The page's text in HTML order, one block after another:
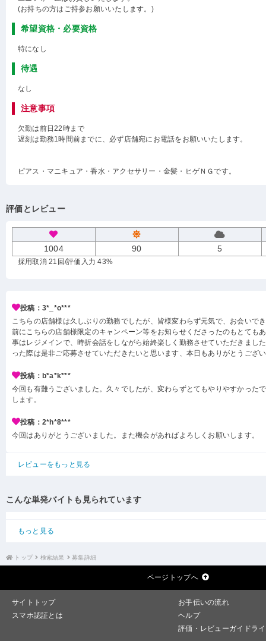
(お持ちの方はご持参お願いいたします。)
希望資格・必要資格
特になし
待遇
なし
注意事項
欠勤は前日22時まで
遅刻は勤務1時間前までに、必ず店舗宛にお電話をお願いいたします。
ピアス・マニキュア・香水・アクセサリー・金髪・ヒゲＮＧです。
評価とレビュー
1004 90 5
採用取消 21回/評価入力 43%
投稿：3*_*o***
こちらの店舗様は久しぶりの勤務でしたが、皆様変わらず元気で、お会いで
前にこちらの店舗様限定のキャンペーン等をお知らせくださったのもとても
事はレジメインで、時折会話をしながら始終楽しく勤務させていただきまし
った際は是非ご応募させていただきたいと思います、本日もありがとうござ
投稿：b*a*k***
今回も有難うございました。久々でしたが、変わらずとてもやりやすかった
します。
投稿：2*h*8***
今回はありがとうございました。また機会があればよろしくお願いします。
レビューをもっと見る
こんな単発バイトも見られています
もっと見る
トップ 検索結果 募集詳細
ページトップへ
サイトトップ
お手伝いの流れ
スマホ認証とは
ヘルプ
評価・レビューガイドラ